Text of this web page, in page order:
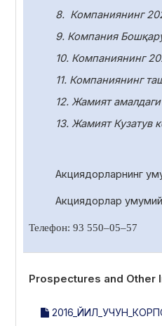
8. Компаниянинг
9. Компания
10. Компаниянинг
11. Компаниянинг
12. Жамият
13. Жамият Кузатув
Акциядорларнинг
Акциядорлар умумий
Телефон: 93 550–05–57
Prospectures and Other